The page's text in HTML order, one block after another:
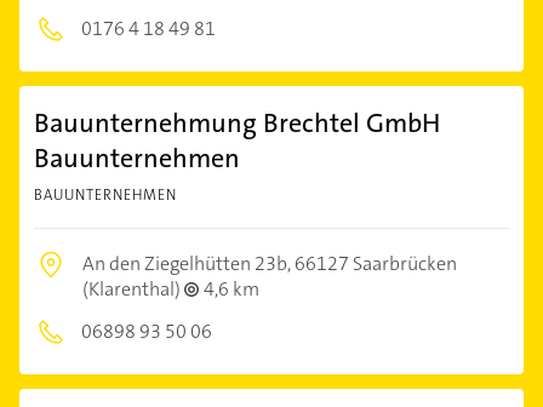
0176 4 18 49 81
Bauunternehmung Brechtel GmbH
Bauunternehmen
BAUUNTERNEHMEN
An den Ziegelhütten 23b,66127 Saarbrücken
(Klarenthal)
4,6 km
06898 93 50 06